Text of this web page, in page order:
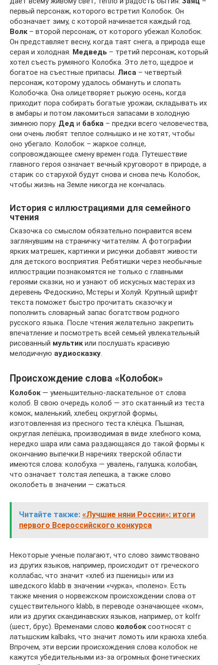
первый персонаж, которого встретил Колобок. Он
обозначает зиму, с которой начинается каждый год.
Волк– второй персонаж, от которого убежал Колобок.
Он представляет весну, когда таят снега, а природа еще
серая и холодная. Медведь – третий персонаж, который
хотел съесть румяного Колобка. Это лето, щедрое и
богатое на съестные припасы. Лиса – четвертый
персонаж, которому удалось обмануть и слопать
Колобочка. Она олицетворяет рыжую осень, когда
приходит пора собирать богатые урожаи, складывать их
в амбары и потом лакомиться запасами в холодную
зимнюю пору. Дед и бабка – предки всего человечества,
они очень любят теплое солнышко и не хотят, чтобы
оно убегало. Колобок – жаркое солнце,
сопровождающее смену времен года. Путешествие
главного героя означает вечный круговорот в природе, а
старик со старухой будут снова и снова печь Колобок,
чтобы жизнь на Земле никогда не кончалась.
История с иллюстрациями для семейного
чтения
Сказочка со смыслом обязательно понравится всем
заглянувшим на страничку читателям. А фотографии
ярких матрешек, картинки и рисунки добавят живости
для детского восприятия. Ребятишки через необычные
иллюстрации познакомятся не только с главными
героями сказки, но и узнают об искусных мастерах из
деревень Федоскино, Мстеры и Холуй. Крупный шрифт
текста поможет быстро прочитать сказочку и
пополнить словарный запас богатством родного
русского языка. После чтения желательно закрепить
впечатление и посмотреть всей семьей увлекательный
рисованный мультикили послушать красивую
мелодичную аудиосказку.
Происхождение слова «Колобок»
Колобок— уменьшительно-ласкательное от слова
колоб. В свою очередь колоб — это скатанный из теста
комок, маленький, хлебец округлой формы,
изготовленная из пресного теста клёцка. Пышная,
округлая лепёшка, производимая в виде хлебного кома,
нередко шара или сама раздающаяся до такой формы к
окончанию выпечки.В наречиях тверской области
имеются слова: колобуха — увалень, галушка; колобан,
что означает толстая лепешка, а также слово
околобеть в значении — сжаться.
Читайте также: «Лучшие няни России»: итоги
первого Всероссийского конкурса
Некоторые ученые полагают, что слово заимствовано
из других языков, например, происходит от греческого
коллабас, что значит «хлеб из пшеницы» или из
шведского klabb в значении «чурка», «полено». Есть
также мнения о норвежском происхождении слова от
существительного klabb, в переводе означающее «ком»,
или из других скандинавских языков, например, от kolfr
(шест, брус). Временами слово колобоксоотносят с
латышским kalbaks, что значит ломоть или краюха хлеба.
Впрочем, эти версии происхождения слова колобок не
кажутся убедительными из-за огромных фонетических